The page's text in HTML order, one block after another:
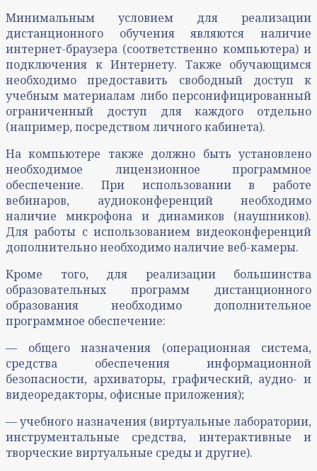
Минимальным условием для реализации
дистанционного обучения являются наличие
интернет-браузера (соответственно компьютера) и
подключения к Интернету. Также обучающимся
необходимо предоставить свободный доступ к
учебным материалам либо персонифицированный
ограниченный доступ для каждого отдельно
(например, посредством личного кабинета).
На компьютере также должно быть установлено
необходимое лицензионное программное
обеспечение. При использовании в работе
вебинаров, аудиоконференций необходимо
наличие микрофона и динамиков (наушников).
Для работы с использованием видеоконференций
дополнительно необходимо наличие веб-камеры.
Кроме того, для реализации большинства
образовательных программ дистанционного
образования необходимо дополнительное
программное обеспечение:
— общего назначения (операционная система,
средства обеспечения информационной
безопасности, архиваторы, графический, аудио- и
видеоредакторы, офисные приложения);
— учебного назначения (виртуальные лаборатории,
инструментальные средства, интерактивные и
творческие виртуальные среды и другие).